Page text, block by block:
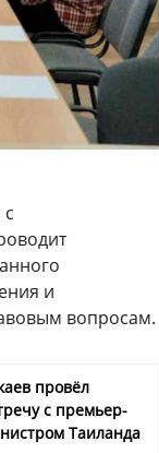
и
вопросам.
провёл
с премьер-
Таиланда